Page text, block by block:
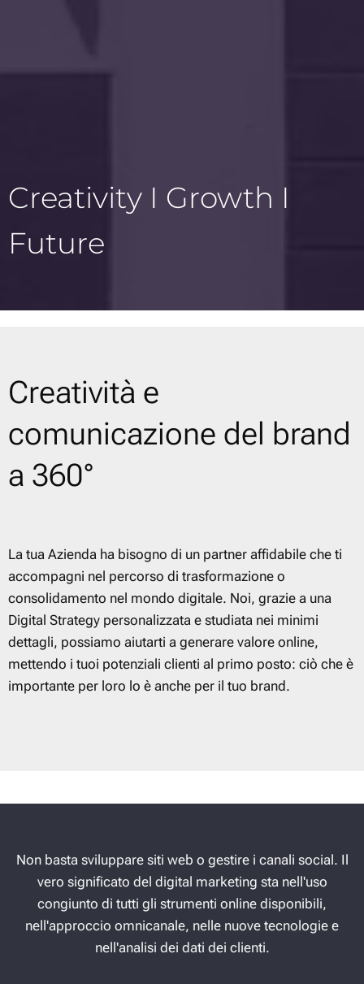
Creativity I Growth I
Future
Creatività e
comunicazione del brand
a 360°
La tua Azienda ha bisogno di un partner affidabile che ti
accompagni nel percorso di trasformazione o
consolidamento nel mondo digitale. Noi, grazie a una
Digital Strategy personalizzata e studiata nei minimi
dettagli, possiamo aiutarti a generare valore online,
mettendo i tuoi potenziali clienti al primo posto: ciò che è
importante per loro lo è anche per il tuo brand.
Non basta sviluppare siti web o gestire i canali social. Il
vero significato del digital marketing sta nell'uso
congiunto di tutti gli strumenti online disponibili,
nell'approccio omnicanale, nelle nuove tecnologie e
nell'analisi dei dati dei clienti.